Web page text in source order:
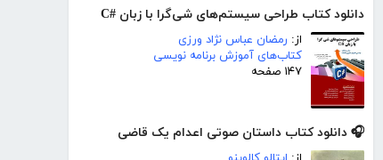
دانلود کتاب طراحی سیستم‌های شی‌گرا با زبان #C
از: رمضان عباس نژاد ورزی
کتاب‌های آموزش برنامه نویسی
۱۴۷ صفحه
🎧 دانلود کتاب داستان صوتی اعدام یک قاضی